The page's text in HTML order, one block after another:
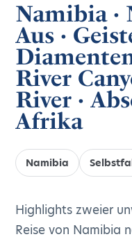
Namibia ·
Aus ·
River
River ·
Afrika
Namibia
Highlights zweier
Reise von Namibia